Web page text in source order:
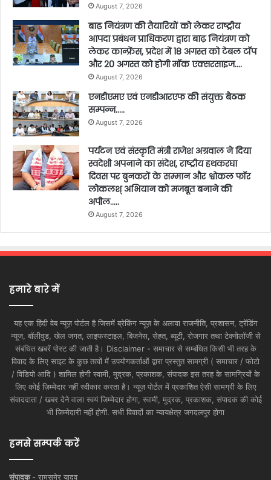
August 7, 2026
बाढ़ नियंत्रण की तैयारियों को लेकर राष्ट्रीय
आपदा प्रबंधन प्राधिकरण द्वारा बाढ़ नियंत्रण को
लेकर कान्फ्रेंस, प्रदेश में 18 अगस्त को टेबल टॉप
और 20 अगस्त को होगी मॉक एक्सरसाइज….
August 7, 2026
एनडीएमए एवं एनडीआरएफ की संयुक्त बैठक
सम्पन्न…..
August 7, 2026
पर्यटन एवं संस्कृति मंत्री राजेश अग्रवाल ने दिया
स्वदेशी अपनाने का संदेश, राष्ट्रीय हथकरघा
दिवस पर बुनकरों के सम्मान और श्वोकल फॉर
लोकलश् अभियान को मजबूत बनाने की
अपील…..
August 7, 2026
हमारे बारे में
यह एक हिंदी वेब न्यूज़ पोर्टल है जिसमें ब्रेकिंग न्यूज़ के अलावा राजनीति, प्रशासन, ट्रेंडिंग
न्यूज, बॉलीवुड, खेल जगत, लाइफस्टाइल, बिजनेस, सेहत, ब्यूटी, रोजगार तथा टेक्नोलॉजी से
संबंधित खबरें पोस्ट की जाती है। Disclaimer - समाचार से सम्बंधित किसी भी तरह के
विवाद के लिए साइट के कुछ तत्वों में उपयोगकर्ताओं द्वारा प्रस्तुत सामग्री ( समाचार / फोटो
/ विडियो आदि ) शामिल होगी स्वामी, मुद्रक, प्रकाशक, संपादक इस तरह के सामग्रियों के
लिए कोई ज़िम्मेदार नहीं स्वीकार करता है। न्यूज़ पोर्टल में प्रकाशित ऐसी सामग्री के लिए
संवाददाता / खबर देने वाला स्वयं जिम्मेदार होगा, स्वामी, मुद्रक, प्रकाशक, संपादक की कोई
भी जिम्मेदारी नहीं होगी. सभी विवादों का न्यायक्षेत्र जगदलपुर होगा
हमसे सम्पर्क करें
संपादक - रामसुमेर यादव